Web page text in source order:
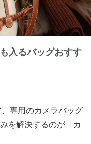
入るバッグおすす
専用のカメラバッグ
を解決するのが「カ